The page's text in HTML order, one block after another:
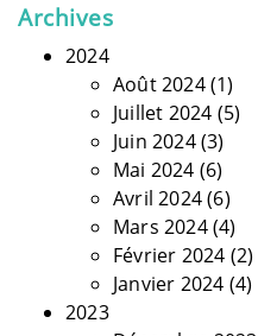
Archives
2024
Août 2024(1)
Juillet 2024 (5)
Juin 2024(3)
Mai 2024 (6)
Avril 2024(6)
Mars 2024(4)
Février 2024 (2)
Janvier 2024 (4)
2023